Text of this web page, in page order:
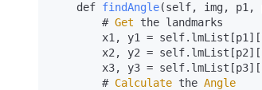
    def
findAngle(self, img, p1,
        #
Get the landmarks
        x1, y1 = self.
lmList [p1][
        x2, y2 = self.
lmList [p2][
        x3, y3 = self.
lmList [p3][
        #
Calculate the Angle